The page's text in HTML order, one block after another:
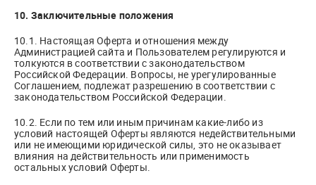
10. Заключительные положения
10.1. Настоящая Оферта и отношения между
Администрацией сайта и Пользователем регулируются и
толкуются в соответствии с законодательством
Российской Федерации. Вопросы, не урегулированные
Соглашением, подлежат разрешению в соответствии с
законодательством Российской Федерации.
10.2. Если по тем или иным причинам какие-либо из
условий настоящей Оферты являются недействительными
или не имеющими юридической силы, это не оказывает
влияния на действительность или применимость
остальных условий Оферты.